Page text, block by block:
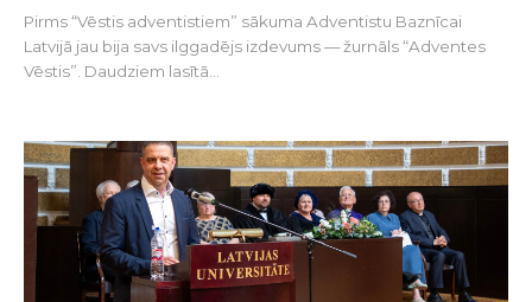
Pirms “Vēstis adventistiem” sākuma Adventistu Baznīcai
Latvijā jau bija savs ilggadējs izdevums — žurnāls “Adventes
Vēstis”. Daudziem lasītā...